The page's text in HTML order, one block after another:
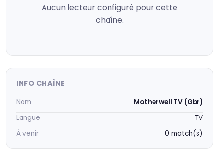
Aucun lecteur configuré pour cette
chaîne.
INFO CHAÎNE
Nom
Motherwell TV (Gbr)
Langue
TV
À venir
0 match(s)